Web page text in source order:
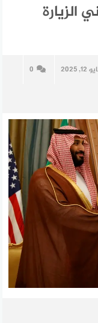
الزيارة
2025
0